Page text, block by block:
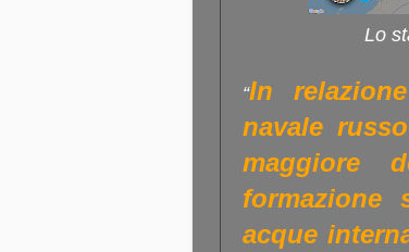
Lo
“In
navale russo
maggiore
formazione
acque